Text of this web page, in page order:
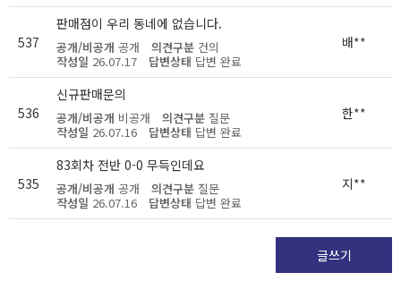
537
판매점이 우리 동네에 없습니다.
공개/비공개 공개 의견구분 건의
작성일 26.07.17 답변상태 답변 완료
배**
536
신규판매문의
공개/비공개 비공개 의견구분 질문
작성일 26.07.16 답변상태 답변 완료
한**
535
83회차 전반 0-0 무득인데요
공개/비공개 공개 의견구분 질문
작성일 26.07.16 답변상태 답변 완료
지**
글쓰기